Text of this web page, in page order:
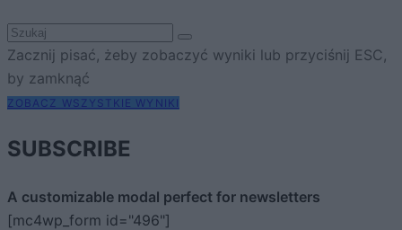
Zacznij pisać, żeby zobaczyć wyniki lub przyciśnij ESC,
by zamknąć
ZOBACZ WSZYSTKIE WYNIKI
SUBSCRIBE
A customizable modal perfect for newsletters
[mc4wp_form id="496"]